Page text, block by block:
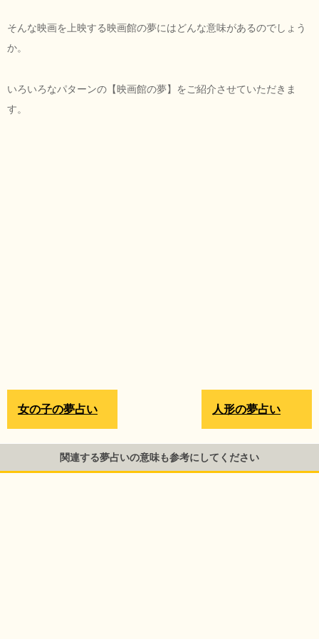
そんな映画を上映する映画館の夢にはどんな意味があるのでしょう
か。
いろいろなパターンの【映画館の夢】をご紹介させていただきま
す。
人形の夢占い
女の子の夢占い
関連する夢占いの意味も参考にしてください